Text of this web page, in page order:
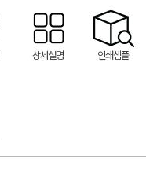
상세설명 인쇄샘플